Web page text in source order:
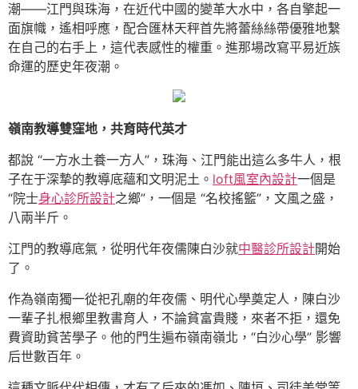
潮——江門與珠海，在近代中國的變革大水中，各自擎起一
面旗幟，遙相呼應，配合匯林天秤首先將蕾絲絲帶優雅地繫
在自己的右手上，這代表感性的權重。進那場改寫平易近族
命運的歷史年夜潮。
嶺南教導雙窪地，共育時代英才
都說 “一方水土養一方人”，珠海、江門能出這么多牛人，根
子在于深摯的教導底蘊和文明泥土。 loft風室內設計一個是
“院士身心診所設計之鄉”，一個是 “名校搖籃”，文風之盛，
八兩半斤。
江門的教導底氣，從明代年夜儒陳白沙就中醫診所設計開始
了。
作為嶺南獨一從祀孔廟的年夜儒、明代心學奠定人，陳白沙
一輩子扎根鄉里教書育人，不論貧富貴賤，來者不拒，還免
費資助貧苦學子。他的門生遍布嶺南嶺北，“白沙心學” 影響
后世數百年。